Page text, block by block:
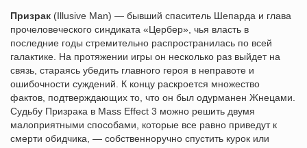
Призрак (Illusive Man) — бывший спаситель Шепарда и глава
прочеловеческого синдиката «Цербер», чья власть в
последние годы стремительно распространилась по всей
галактике. На протяжении игры он несколько раз выйдет на
связь, стараясь убедить главного героя в неправоте и
ошибочности суждений. К концу раскроется множество
фактов, подтверждающих то, что он был одурманен Жнецами.
Судьбу Призрака в Mass Effect 3 можно решить двумя
малоприятными способами, которые все равно приведут к
смерти обидчика, — собственноручно спустить курок или